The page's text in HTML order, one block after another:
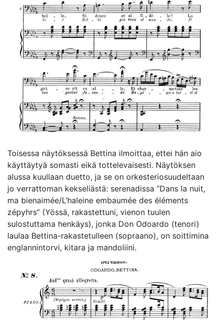
Toisessa näytöksessä Bettina ilmoittaa, ettei hän aio
käyttäytyä somasti eikä tottelevaisesti. Näytöksen
alussa kuullaan duetto, ja se on orkesteriosuudeltaan
jo verrattoman kekseliästä: serenadissa ”Dans la nuit,
ma bienaimée/L’haleine embaumée des éléments
zépyhrs” (Yössä, rakastettuni, vienon tuulen
sulostuttama henkäys), jonka Don Odoardo (tenori)
laulaa Bettina-rakastetulleen (sopraano), on soittimina
englannintorvi, kitara ja mandoliini.